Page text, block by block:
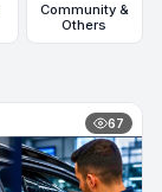
Community &
Others
67